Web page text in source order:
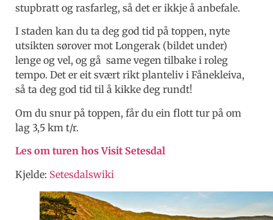
stupbratt og rasfarleg, så det er ikkje å anbefale.
I staden kan du ta deg god tid på toppen, nyte
utsikten sørover mot Longerak (bildet under)
lenge og vel, og gå same vegen tilbake i roleg
tempo. Det er eit svært rikt planteliv i Fånekleiva,
så ta deg god tid til å kikke deg rundt!
Om du snur på toppen, får du ein flott tur på om
lag 3,5 km t/r.
Les om turen hos Visit Setesdal
Kjelde: Setesdalswiki